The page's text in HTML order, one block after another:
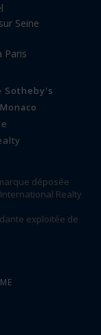
Seine
Paris
Sotheby's
déposée
Realty
exploitée de